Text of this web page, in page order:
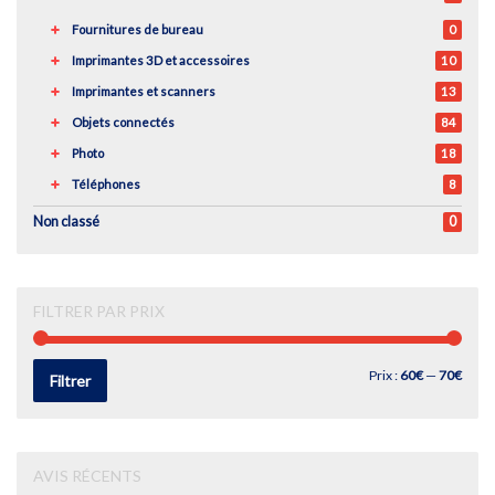
Fournitures de bureau 0
Imprimantes 3D et accessoires 10
Imprimantes et scanners 13
Objets connectés 84
Photo 18
Téléphones 8
Non classé 0
FILTRER PAR PRIX
Filtrer Prix : 60€— 70€
AVIS RÉCENTS